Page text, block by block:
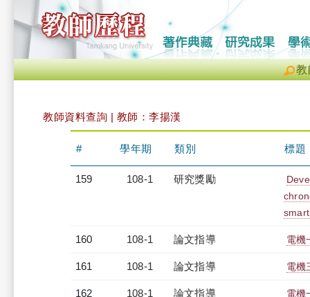
教
教師資料查詢 | 教師：李揚漢
# 學年期 類別 標題
159 108-1 研究獎勵
160 108-1 論文指導 電機
161 108-1 論文指導 電機
162 108-1 論文指導 電機